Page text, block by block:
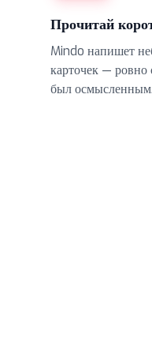
Прочитай
Mindo напишет
карточек — ровно
был осмысленным.